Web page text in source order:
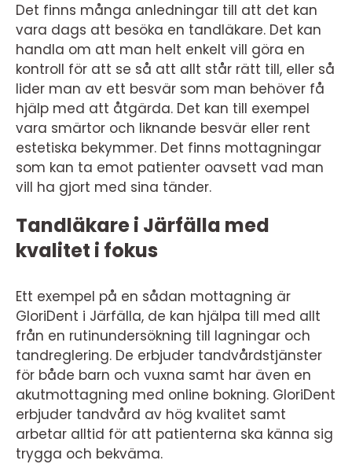
Det finns många anledningar till att det kan
vara dags att besöka en tandläkare. Det kan
handla om att man helt enkelt vill göra en
kontroll för att se så att allt står rätt till, eller så
lider man av ett besvär som man behöver få
hjälp med att åtgärda. Det kan till exempel
vara smärtor och liknande besvär eller rent
estetiska bekymmer. Det finns mottagningar
som kan ta emot patienter oavsett vad man
vill ha gjort med sina tänder.
Tandläkare i Järfälla med
kvalitet i fokus
Ett exempel på en sådan mottagning är
GloriDent i Järfälla, de kan hjälpa till med allt
från en rutinundersökning till lagningar och
tandreglering. De erbjuder tandvårdstjänster
för både barn och vuxna samt har även en
akutmottagning med online bokning. GloriDent
erbjuder tandvård av hög kvalitet samt
arbetar alltid för att patienterna ska känna sig
trygga och bekväma.